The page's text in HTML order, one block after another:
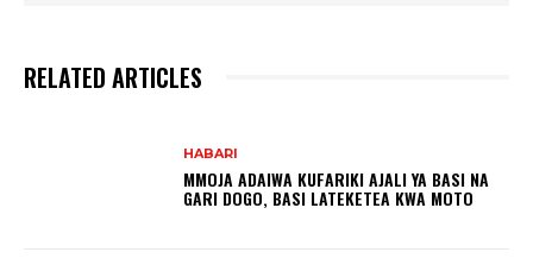
RELATED ARTICLES
HABARI
MMOJA ADAIWA KUFARIKI AJALI YA BASI NA
GARI DOGO, BASI LATEKETEA KWA MOTO